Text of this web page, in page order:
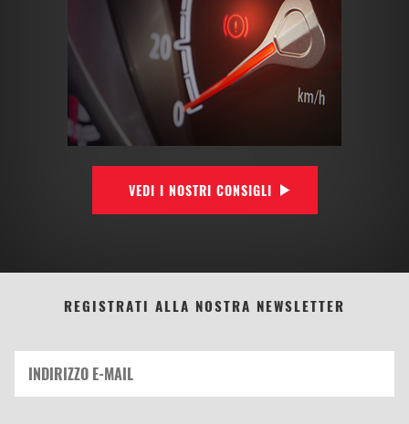
VEDI I NOSTRI CONSIGLI
REGISTRATI ALLA NOSTRA NEWSLETTER